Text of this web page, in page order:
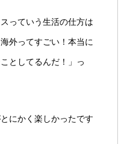
っていう生活の仕方は
外ってすごい！本当に
としてるんだ！」っ
にかく楽しかったです